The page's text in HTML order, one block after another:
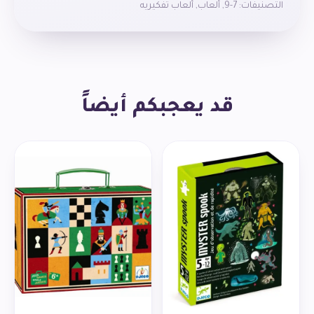
التصنيفات: 7-9
, ألعاب, ألعاب تفكيريه
قد يعجبكم أيضاً